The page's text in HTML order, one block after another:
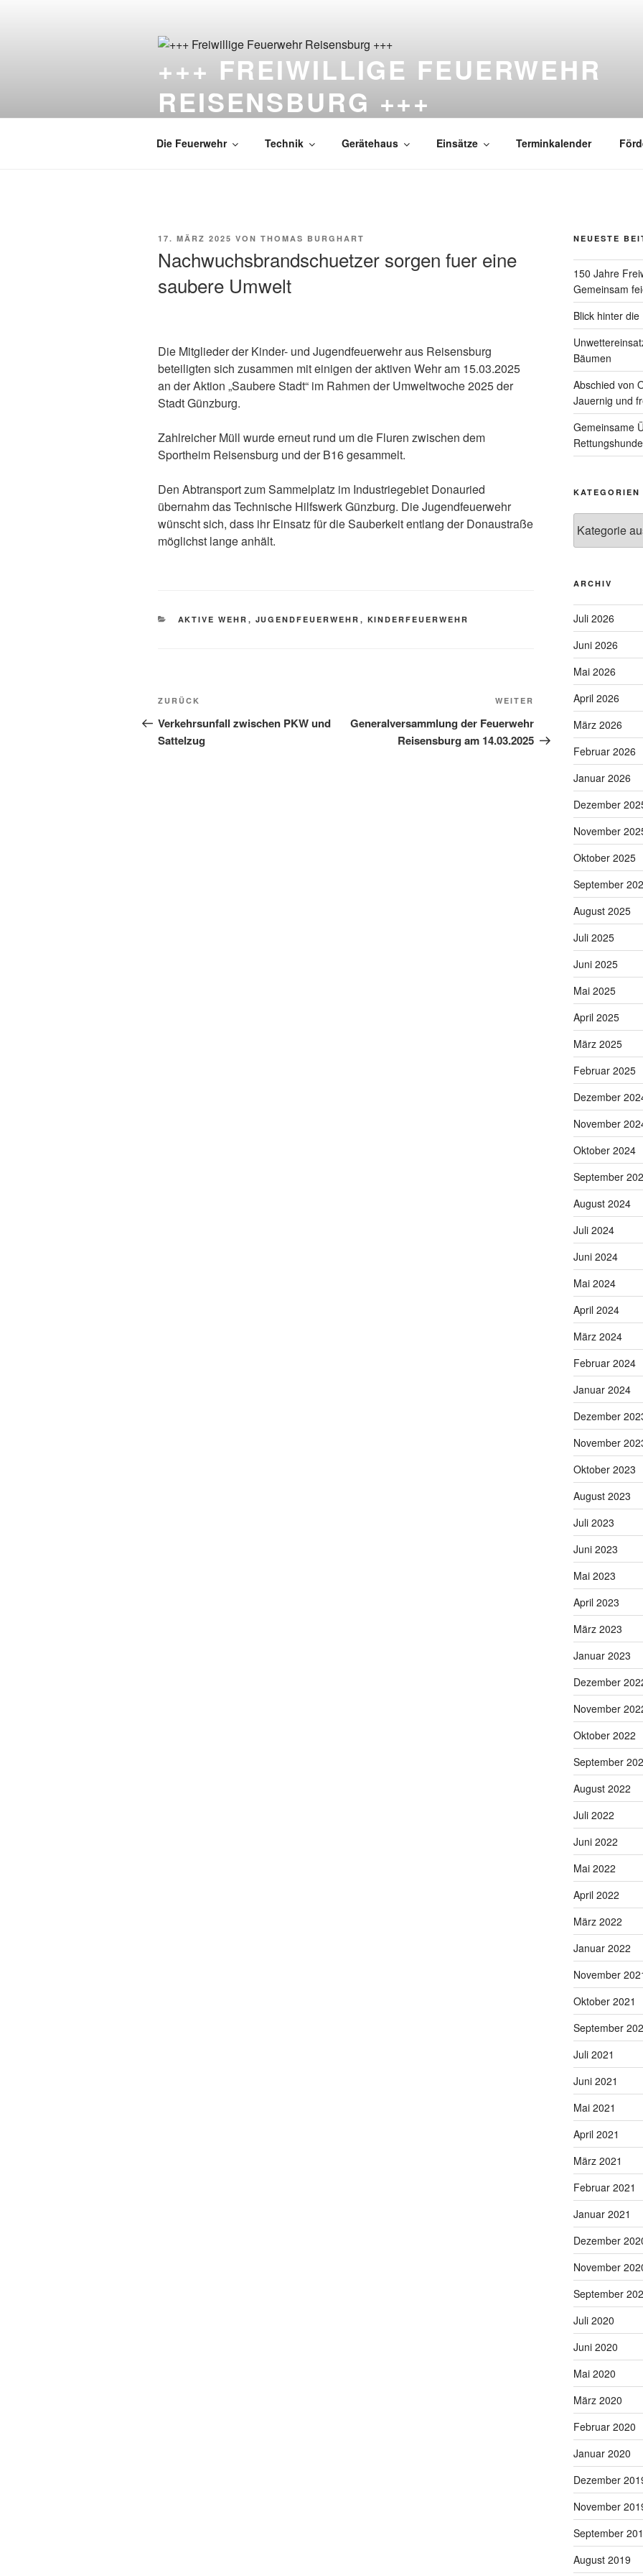
+++ FREIWILLIGE FEUERWEHR
REISENSBURG +++
Die Feuerwehr Technik Gerätehaus Einsätze Terminkalender
VERÖFFENTLICHT
17. MÄRZ 2025 VON THOMAS BURGHART
Nachwuchsbrandschuetzer sorgen fuer eine
saubere Umwelt
Die Mitglieder der Kinder- und Jugendfeuerwehr aus Reisensburg
beteiligten sich zusammen mit einigen der aktiven Wehr am 15.03.2025
an der Aktion „Saubere Stadt“ im Rahmen der Umweltwoche 2025 der
Stadt Günzburg.
Zahlreicher Müll wurde erneut rund um die Fluren zwischen dem
Sportheim Reisensburg und der B16 gesammelt.
Den Abtransport zum Sammelplatz im Industriegebiet Donauried
übernahm das Technische Hilfswerk Günzburg. Die Jugendfeuerwehr
wünscht sich, dass ihr Einsatz für die Sauberkeit entlang der Donaustraße
möglichst lange anhält.
KATEGORIEN
AKTIVE WEHR , JUGENDFEUERWEHR , KINDERFEUERWEHR
Beitragsnavigation
Vorheriger
Beitrag
ZURÜCK
Verkehrsunfall zwischen PKW und
Sattelzug
Nächster
Beitrag
WEITER
Generalversammlung der Feuerwehr
Reisensburg am 14.03.2025
NEUESTE
150 Jahre
Gemeinsam
Blick hinter
Bäumen
Abschied von
Jauernig und
Gemeinsame
KATEGORIEN
ARCHIV
Juli 2026
Juni 2026
Mai 2026
April 2026
März 2026
Februar 2026
Januar 2026
Dezember
November
Oktober 2025
September
August 2025
Juli 2025
Juni 2025
Mai 2025
April 2025
März 2025
Februar 2025
Dezember
November
Oktober 2024
September
August 2024
Juli 2024
Juni 2024
Mai 2024
April 2024
März 2024
Februar 2024
Januar 2024
Dezember
November
Oktober 2023
August 2023
Juli 2023
Juni 2023
Mai 2023
April 2023
März 2023
Januar 2023
Dezember
November
Oktober 2022
September
August 2022
Juli 2022
Juni 2022
Mai 2022
April 2022
März 2022
Januar 2022
November
Oktober 2021
September
Juli 2021
Juni 2021
Mai 2021
April 2021
März 2021
Februar 2021
Januar 2021
Dezember
November
September
Juli 2020
Juni 2020
Mai 2020
März 2020
Februar 2020
Januar 2020
Dezember
November
September
August 2019